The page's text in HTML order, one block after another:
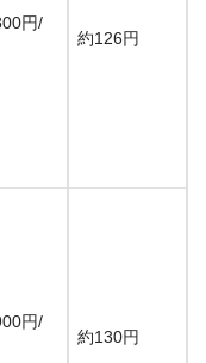
円/
約126円
円/
約130円